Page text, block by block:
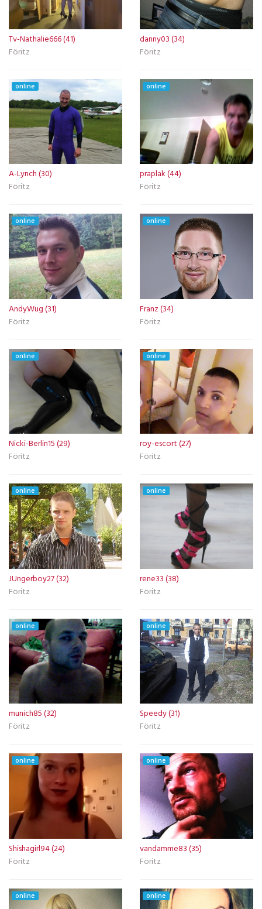
Tv-Nathalie666 (41)
Föritz
danny03 (34)
Föritz
online
A-Lynch (30)
Föritz
online
praplak (44)
Föritz
online
AndyWug (31)
Föritz
online
Franz (34)
Föritz
online
Nicki-Berlin15 (29)
Föritz
online
roy-escort (27)
Föritz
online
JUngerboy27 (32)
Föritz
online
rene33 (38)
Föritz
online
munich85 (32)
Föritz
online
Speedy (31)
Föritz
online
Shishagirl94 (24)
Föritz
online
vandamme83 (35)
Föritz
online online